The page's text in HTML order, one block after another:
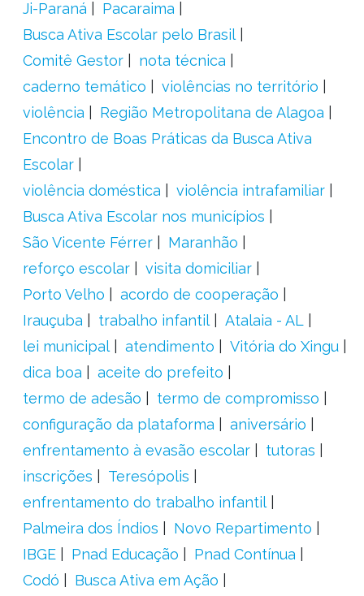
Ji-Paraná
Pacaraima
Busca Ativa Escolar pelo Brasil
Comitê Gestor
nota técnica
caderno temático
violências no território
violência
Região Metropolitana de Alagoa
Encontro de Boas Práticas da Busca Ativa
Escolar
violência doméstica
violência intrafamiliar
Busca Ativa Escolar nos municípios
São Vicente Férrer
Maranhão
reforço escolar
visita domiciliar
Porto Velho
acordo de cooperação
Irauçuba
trabalho infantil
Atalaia - AL
lei municipal
atendimento
Vitória do Xingu
dica boa
aceite do prefeito
termo de adesão
termo de compromisso
configuração da plataforma
aniversário
enfrentamento à evasão escolar
tutoras
inscrições
Teresópolis
enfrentamento do trabalho infantil
Palmeira dos Índios
Novo Repartimento
IBGE
Pnad Educação
Pnad Contínua
Codó
Busca Ativa em Ação